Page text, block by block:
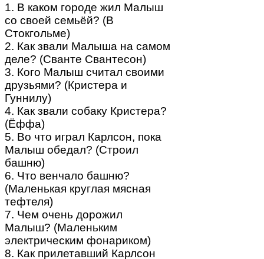
1. В каком городе жил Малыш
со своей семьёй? (В
Стокгольме)
2. Как звали Малыша на самом
деле? (Сванте Свантесон)
3. Кого Малыш считал своими
друзьями? (Кристера и
Гуннилу)
4. Как звали собаку Кристера?
(Ёффа)
5. Во что играл Карлсон, пока
Малыш обедал? (Строил
башню)
6. Что венчало башню?
(Маленькая круглая мясная
тефтеля)
7. Чем очень дорожил
Малыш? (Маленьким
электрическим фонариком)
8. Как прилетавший Карлсон